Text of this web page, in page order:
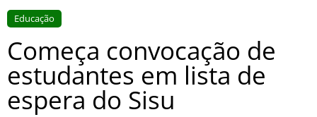
Educação
Começa convocação de
estudantes em lista de
espera do Sisu